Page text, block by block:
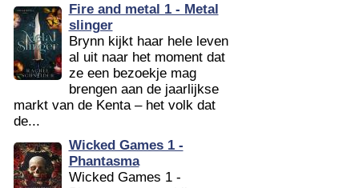
Fire and metal 1 - Metal
slinger
Brynn kijkt haar hele leven
al uit naar het moment dat
ze een bezoekje mag
brengen aan de jaarlijkse
markt van de Kenta – het volk dat
de...
Wicked Games 1 -
Phantasma
Wicked Games 1 -